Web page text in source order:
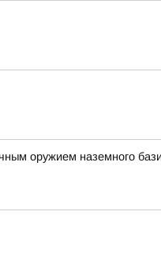
оружием наземного